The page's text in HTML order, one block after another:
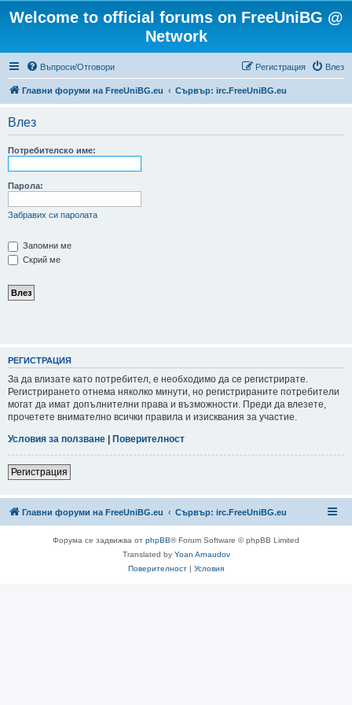
Welcome to official forums on FreeUniBG @
Network
Въпроси/Отговори Влез
Регистрация
Главни форуми на FreeUniBG.eu Сървър: irc.FreeUniBG.eu
Влез
Потребителско име:
Парола:
Забравих си паролата
Запомни ме
Скрий ме
РЕГИСТРАЦИЯ
За да влизате като потребител, е необходимо да се регистрирате.
Регистрирането отнема няколко минути, но регистрираните потребители
могат да имат допълнителни права и възможности. Преди да влезете,
прочетете внимателно всички правила и изисквания за участие.
Условия за ползване | Поверителност
Регистрация
Главни форуми на FreeUniBG.eu Сървър: irc.FreeUniBG.eu
Форума се задвижва от phpBB® Forum Software © phpBB Limited
Translated by Yoan Arnaudov
Поверителност | Условия